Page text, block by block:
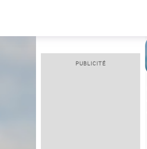
PUBLICITÉ